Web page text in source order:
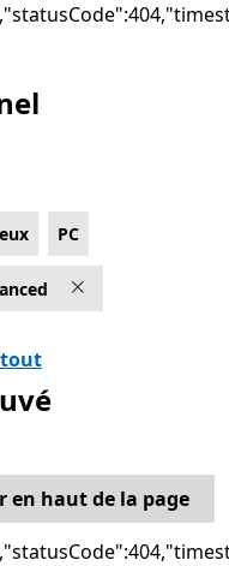
PC
tout
en haut de la page